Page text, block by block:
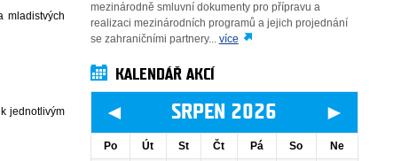
mladistvých
jednotlivým
mezinárodně smluvní dokumenty pro přípravu a
realizaci mezinárodních programů a jejich projednání
se zahraničními partnery... více
KALENDÁŘ AKCÍ
◄ SRPEN 2026 ►
Po Út St Čt Pá So Ne